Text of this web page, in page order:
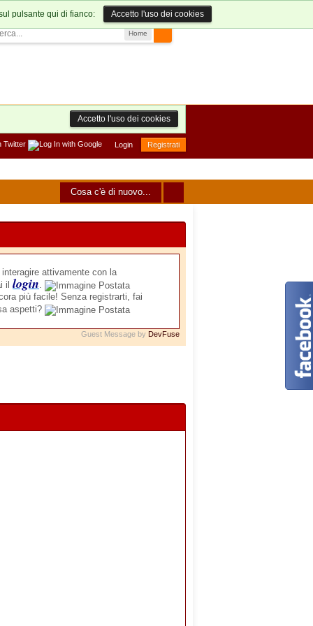
Home
pulsante qui di fianco: Accetto l'uso dei cookies
Accetto l'uso dei cookies
Login Registrati
Cosa c'è di nuovo...
attivamente con la
il login.
più facile! Senza registrarti, fai
aspetti?
Guest Message by DevFuse